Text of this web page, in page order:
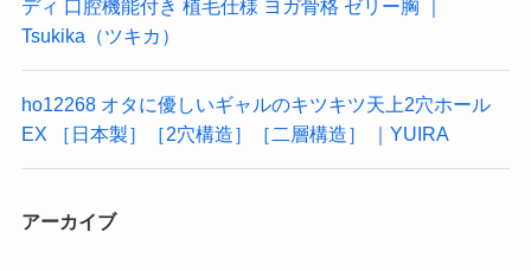
ディ 口腔機能付き 植毛仕様 ヨガ骨格 ゼリー胸 ｜
Tsukika（ツキカ）
ho12268 オタに優しいギャルのキツキツ天上2穴ホール
EX ［日本製］［2穴構造］［二層構造］ ｜YUIRA
アーカイブ